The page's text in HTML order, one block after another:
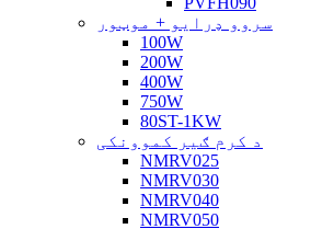
سروو ډرایو + موټور
100W
200W
400W
750W
80ST-1KW
د کرم ګیر کموونکی
NMRV025
NMRV030
NMRV040
NMRV050